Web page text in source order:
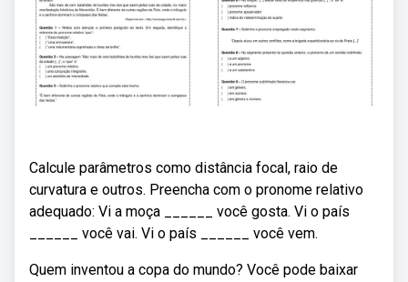
Calcule parâmetros como distância focal, raio de
curvatura e outros. Preencha com o pronome relativo
adequado: Vi a moça ______ você gosta. Vi o país
______ você vai. Vi o país ______ você vem.
Quem inventou a copa do mundo? Você pode baixar